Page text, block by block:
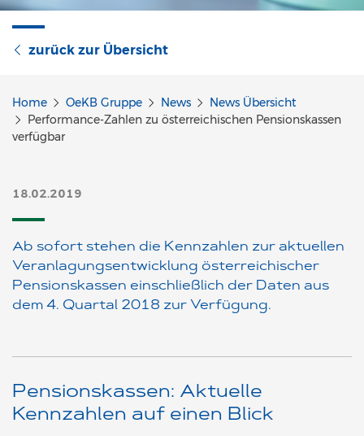
zurück zur Übersicht
Home OeKB Gruppe News
News Übersicht
Performance-Zahlen zu österreichischen Pensionskassen
verfügbar
18.02.2019
Ab sofort stehen die Kennzahlen zur aktuellen
Veranlagungsentwicklung österreichischer
Pensionskassen einschließlich der Daten aus
dem 4. Quartal 2018 zur Verfügung.
Pensionskassen: Aktuelle
Kennzahlen auf einen Blick